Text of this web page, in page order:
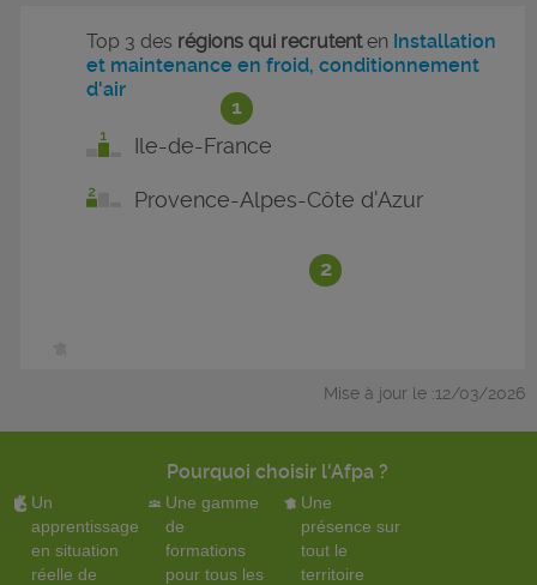
1
2
Top 3 des régions qui recrutenten Installation
et maintenance en froid, conditionnement
d'air
Ile-de-France
Provence-Alpes-Côte d'Azur
Mise à jour le :12/03/2026
Pourquoi choisir l'Afpa ?
Un
apprentissage
en situation
réelle de
Une gamme
de
formations
pour tous les
Une
présence sur
tout le
territoire